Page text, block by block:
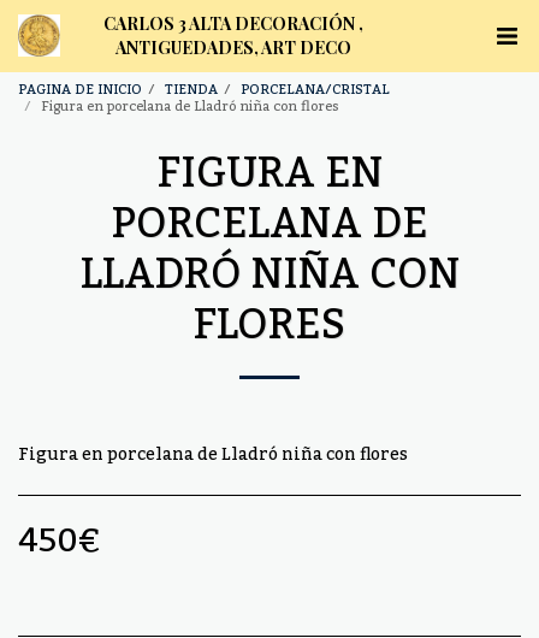
CARLOS 3 ALTA DECORACIÓN ,
ANTIGUEDADES, ART DECO
PAGINA DE INICIO TIENDA PORCELANA/CRISTAL
Figura en porcelana de Lladró niña con flores
FIGURA EN
PORCELANA DE
LLADRÓ NIÑA CON
FLORES
Figura en porcelana de Lladró niña con flores
450€